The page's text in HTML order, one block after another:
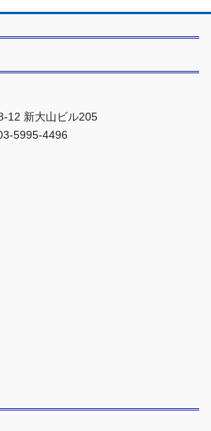
12 新大山ビル205
5995-4496